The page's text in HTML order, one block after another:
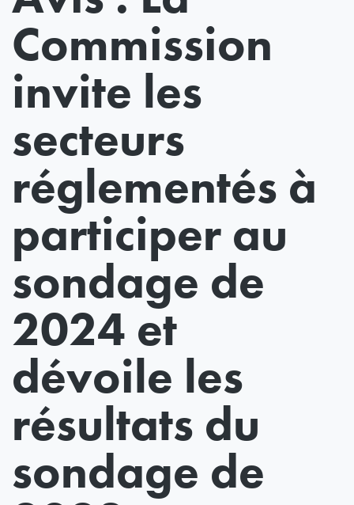
Commission
invite les
secteurs
réglementés à
participer au
sondage de
2024 et
dévoile les
résultats du
sondage de